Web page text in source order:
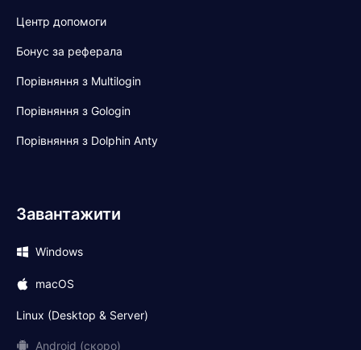
Центр допомоги
Бонус за реферала
Порівняння з Multilogin
Порівняння з Gologin
Порівняння з Dolphin Anty
Завантажити
Windows
macOS
Linux (Desktop & Server)
Android (скоро)